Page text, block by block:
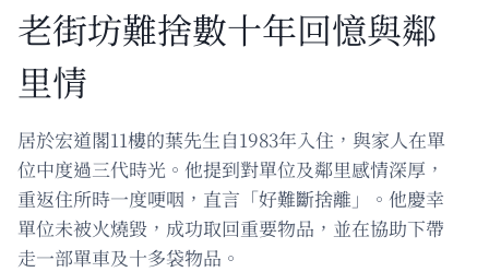
老街坊難捨數十年回憶與鄰
里情
居於宏道閣11樓的葉先生自1983年入住，與家人在單
位中度過三代時光。他提到對單位及鄰里感情深厚，
重返住所時一度哽咽，直言「好難斷捨離」。他慶幸
單位未被火燒毀，成功取回重要物品，並在協助下帶
走一部單車及十多袋物品。